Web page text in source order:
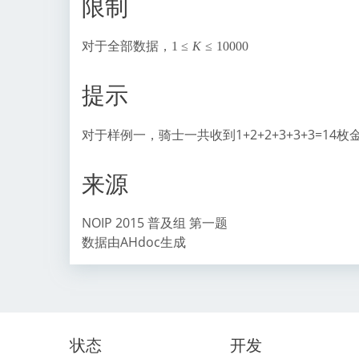
对于全部数据， 1\
0
1 ≤ K ≤ 10000
提示
对于样例一，骑士一共收到1+2+2+3+3+3=14枚金
来源
NOIP 2015 普及组 第一题
数据由AHdoc生成
状态 开发